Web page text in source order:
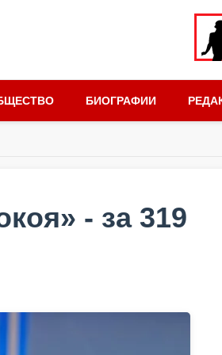
БИОГРАФИИ
- за 319